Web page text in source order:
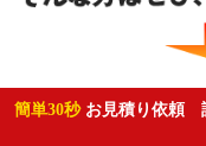
簡単30秒 お見積り依頼